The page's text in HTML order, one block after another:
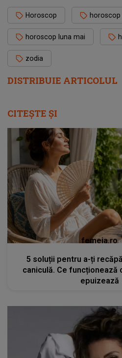
DISTRIBUIE ARTICOLUL
Horoscop horoscop
horoscop luna mai
zodia
CITEȘTE ȘI
femeia.ro
5 soluții pentru a-ți
caniculă. Ce funcționează
epuizează